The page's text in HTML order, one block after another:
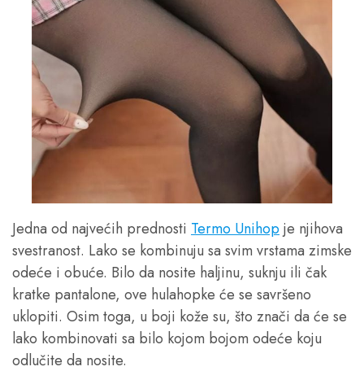
Jedna od najvećih prednosti Termo Unihopje njihova
svestranost. Lako se kombinuju sa svim vrstama zimske
odeće i obuće. Bilo da nosite haljinu, suknju ili čak
kratke pantalone, ove hulahopke će se savršeno
uklopiti. Osim toga, u boji kože su, što znači da će se
lako kombinovati sa bilo kojom bojom odeće koju
odlučite da nosite.